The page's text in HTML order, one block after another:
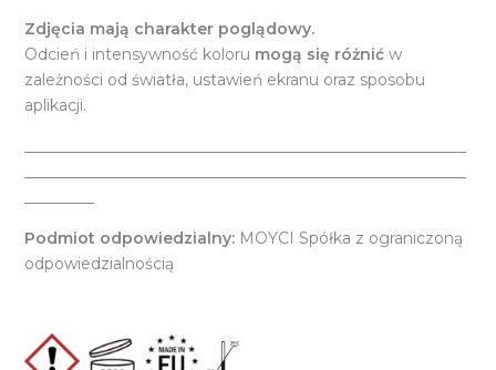
Zdjęcia mają charakter poglądowy.
Odcień i intensywność koloru mogą się różnićw
zależności od światła, ustawień ekranu oraz sposobu
aplikacji.
Podmiot odpowiedzialny:MOYCI Spółka z ograniczoną
odpowiedzialnością